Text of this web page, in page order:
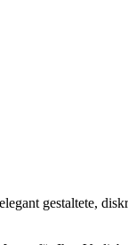
gestaltete,